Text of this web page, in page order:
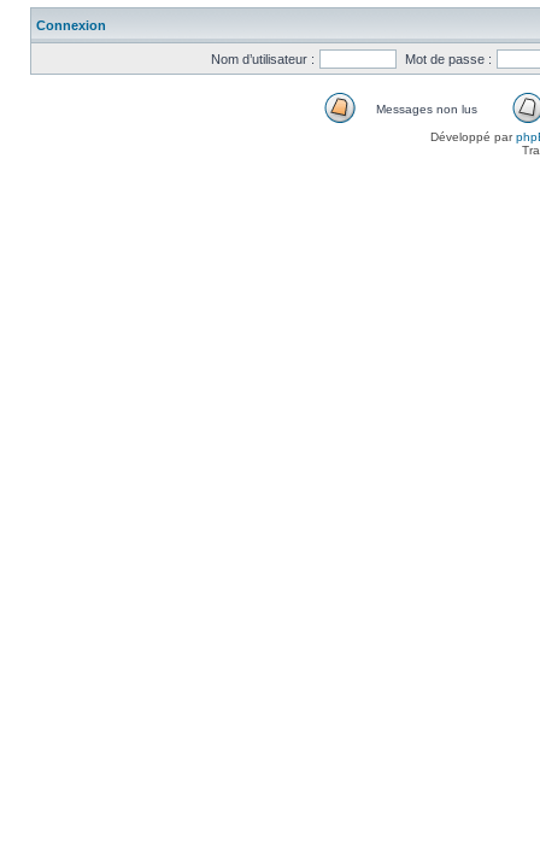
Connexion
Nom d’utilisateur : Mot de passe :
Messages non lus
Développé par